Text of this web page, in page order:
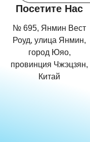
Посетите Нас
№ 695, Янмин Вест
Роуд, улица Янмин,
город Юяо,
провинция Чжэцзян,
Китай